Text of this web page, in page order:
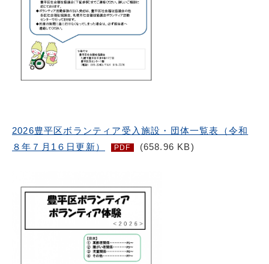
2026豊平区ボランティア受入施設・団体一覧表（令和
８年７月1６日更新）
PDF (658.96 KB)